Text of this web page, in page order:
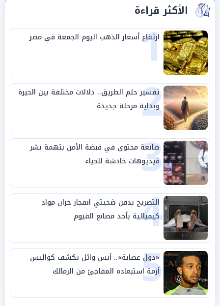
الأكثر قراءة
1
ارتفاع أسعار الذهب اليوم الجمعة في مصر
2
تفسير حلم الطريق.. دلالات مختلفة بين الحيرة
وبداية مرحلة جديدة
3
صانعة محتوى في قبضة الأمن بتهمة نشر
فيديوهات خادشة للحياء
4
التصريح بدفن ضحيتي انفجار خزان مواد
كيميائية بأحد مصانع الفيوم
5
«دول عصابة».. أنس وائل يكشف كواليس
أزمة استبعاده المفاجئ من الزمالك